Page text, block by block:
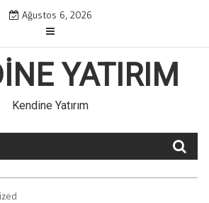
Ağustos 6, 2026
YATIRIM
Kendine Yatırım